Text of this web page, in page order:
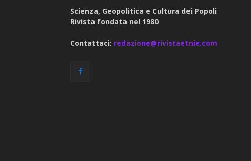
Scienza, Geopolitica e Cultura dei Popoli
Rivista fondata nel 1980
Contattaci: redazione@rivistaetnie.com